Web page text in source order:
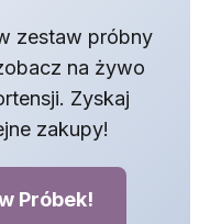
zestaw próbny
na żywo
Zyskaj
zakupy!
Próbek!